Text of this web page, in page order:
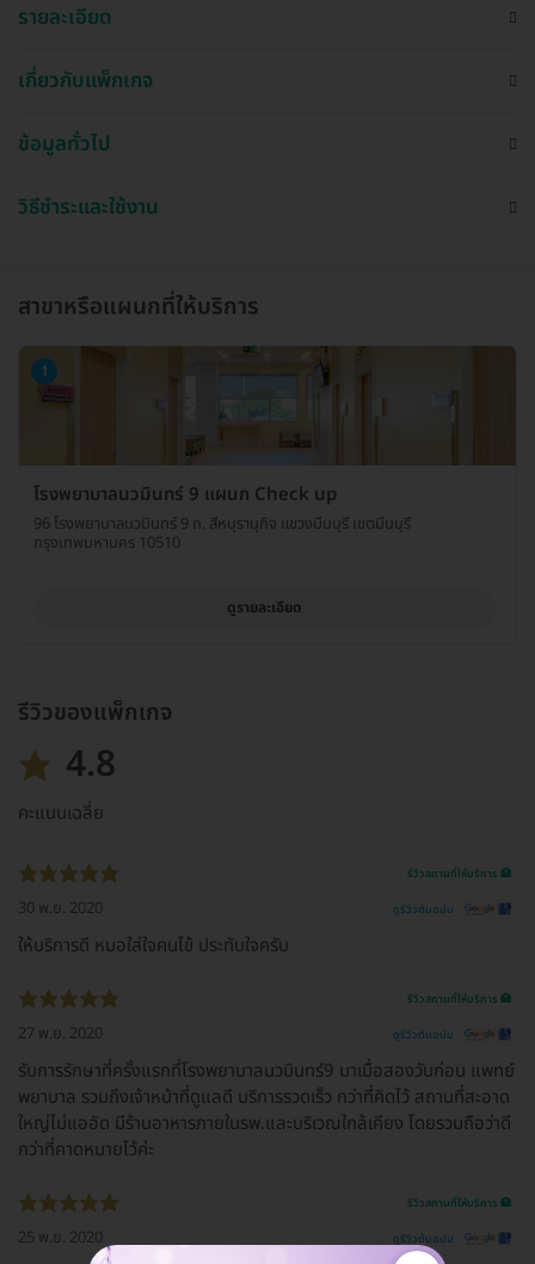
รายละเอียด
เกี่ยวกับแพ็กเกจ
ข้อมูลทั่วไป
วิธีชำระและใช้งาน
สาขาหรือแผนกที่ให้บริการ
1
โรงพยาบาลนวมินทร์ 9 แผนก Check up
96 โรงพยาบาลนวมินทร์ 9 ถ. สีหบุรานุกิจ แขวงมีนบุรี เขตมีนบุรี
กรุงเทพมหานคร 10510
ดูรายละเอียด
รีวิวของแพ็กเกจ
4.8
คะแนนเฉลี่ย
รีวิวสถานที่ให้บริการ 🏥
30 พ.ย. 2020 ดูรีวิวต้นฉบับ
ให้บริการดี หมอใส่ใจคนไข้ ประทับใจครับ
รีวิวสถานที่ให้บริการ 🏥
27 พ.ย. 2020 ดูรีวิวต้นฉบับ
รับการรักษาที่ครั้งแรกที่โรงพยาบาลนวมินทร์9 มาเมื่อสองวันก่อน แพทย์
พยาบาล รวมถึงเจ้าหน้าที่ดูแลดี บริการรวดเร็ว กว่าที่คิดไว้ สถานที่สะอาด
ใหญ่ไม่แออัด มีร้านอาหารภายในรพ.และบริเวณใกล้เคียง โดยรวมถือว่าดี
กว่าที่คาดหมายไว้ค่ะ
รีวิวสถานที่ให้บริการ 🏥
25 พ.ย. 2020 ดูรีวิวต้นฉบับ